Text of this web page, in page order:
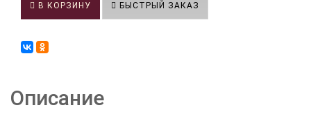
В КОРЗИНУ БЫСТРЫЙ ЗАКАЗ
Описание